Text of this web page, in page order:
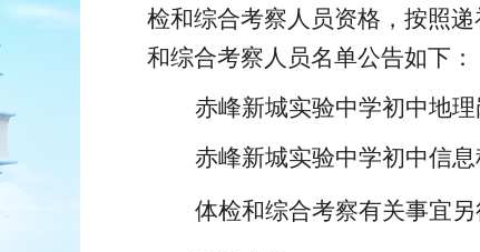
检和综合考察人员资格，按照递
和综合考察人员名单公告如下 ：
赤峰新城实验中学初中地理
赤峰新城实验中学初中信息
体检和综合考察有关事宜